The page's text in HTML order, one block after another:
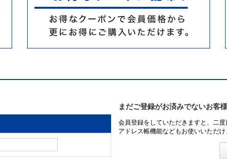
まだご登録がお済みでないお客様
会員登録をしていただきますと、二
アドレス帳機能などもお使いいただ